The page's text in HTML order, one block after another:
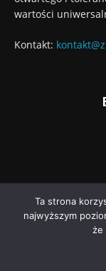
wartości
Kontakt:
© Wydawnictwo
Ta strona
najwyższym
że